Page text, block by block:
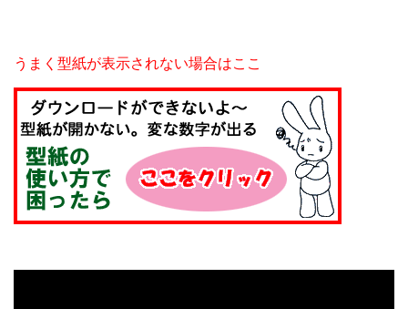
うまく型紙が表示されない場合はここ